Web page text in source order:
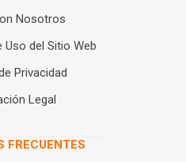
Nosotros
Uso del Sitio Web
Privacidad
Legal
FRECUENTES